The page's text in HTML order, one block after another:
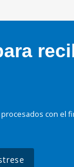
con